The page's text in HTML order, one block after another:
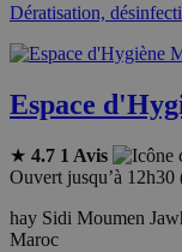
Dératisation,
Espace
★ 4.7 1 Avis
Ouvert jusqu’à
hay Sidi Moumen
Maroc